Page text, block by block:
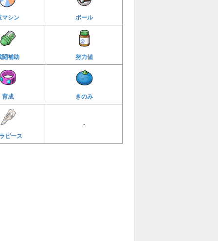
マシン ボール
闘補助 努力値
育成 きのみ
ピース
-